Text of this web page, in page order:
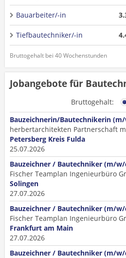
Bauarbeiter/-in
Tiefbautechniker/-in
Bruttogehalt bei 40 Wochenstunden
Jobangebote für
Bruttogehalt:
Bauzeichnerin/Bautechnikerin
herbertarchitekten Partnerschaft
Petersberg Kreis Fulda
25.07.2026
Bauzeichner / Bautechniker (m/
Fischer Teamplan Ingenieurbüro
Solingen
27.07.2026
Bauzeichner / Bautechniker (m/
Fischer Teamplan Ingenieurbüro
Frankfurt am Main
27.07.2026
Bauzeichner / Bautechniker (m/